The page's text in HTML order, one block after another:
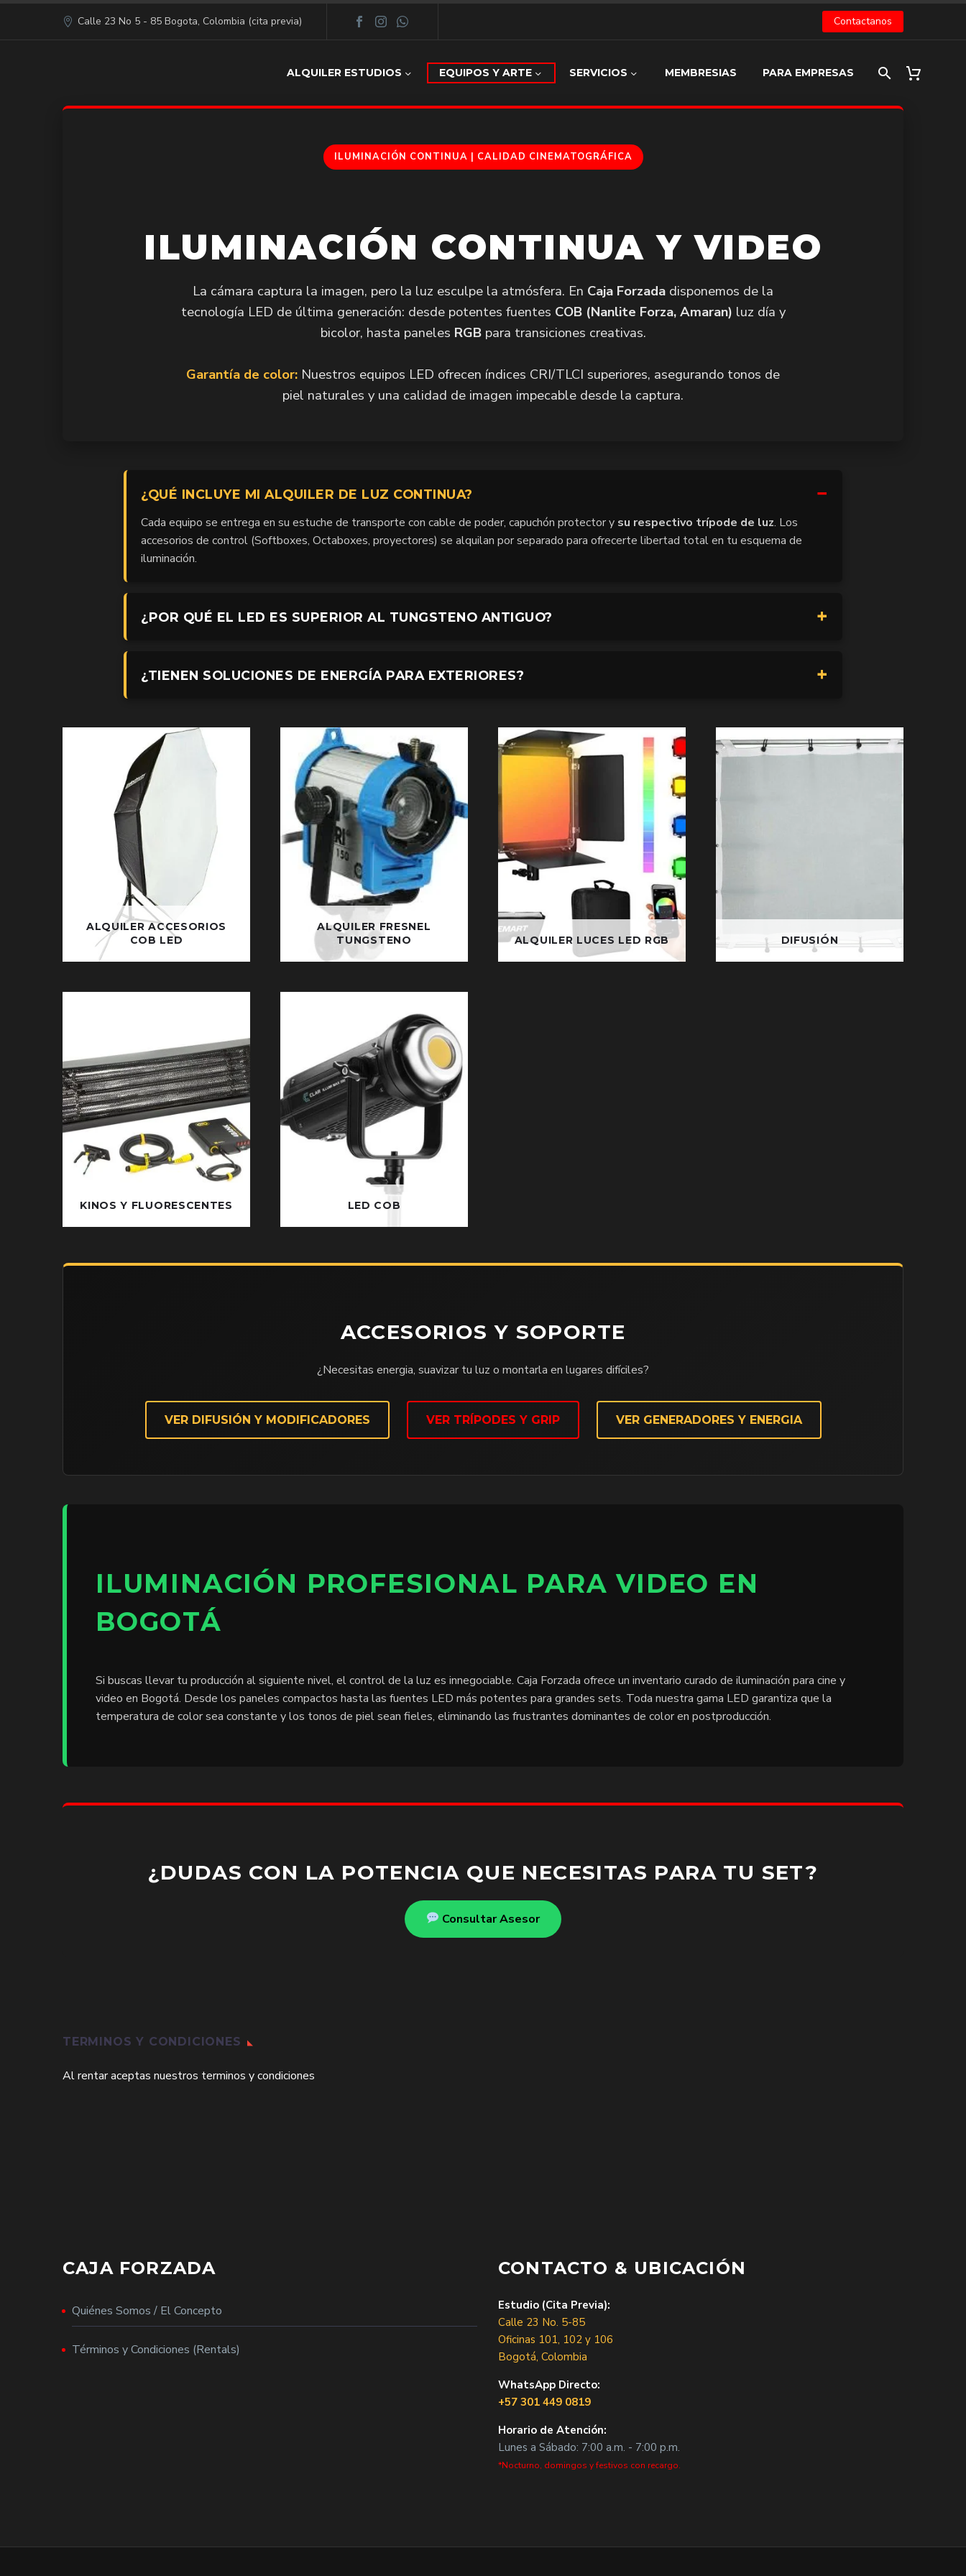
Calle 23 No 5 - 85 Bogota, Colombia (cita previa) Contactanos
ALQUILER ESTUDIOS EQUIPOS Y ARTE SERVICIOS MEMBRESIAS PARA EMPRESAS
ILUMINACIÓN CONTINUA | CALIDAD CINEMATOGRÁFICA
ILUMINACIÓN CONTINUA Y VIDEO
La cámara captura la imagen, pero la luz esculpe la atmósfera. En Caja Forzada disponemos de la
tecnología LED de última generación: desde potentes fuentes COB (Nanlite Forza, Amaran) luz día y
bicolor, hasta paneles RGBpara transiciones creativas.
Garantía de color: Nuestros equipos LED ofrecen índices CRI/TLCI superiores, asegurando tonos de
piel naturales y una calidad de imagen impecable desde la captura.
¿QUÉ INCLUYE MI ALQUILER DE LUZ CONTINUA?
Cada equipo se entrega en su estuche de transporte con cable de poder, capuchón protector y su respectivo trípode de luz. Los
accesorios de control (Softboxes, Octaboxes, proyectores) se alquilan por separado para ofrecerte libertad total en tu esquema de
iluminación.
¿POR QUÉ EL LED ES SUPERIOR AL TUNGSTENO ANTIGUO?
¿TIENEN SOLUCIONES DE ENERGÍA PARA EXTERIORES?
ALQUILER ACCESORIOS
COB LED
ALQUILER FRESNEL
TUNGSTENO
ALQUILER LUCES LED RGB DIFUSIÓN
KINOS Y FLUORESCENTES LED COB
ACCESORIOS Y SOPORTE
¿Necesitas energia, suavizar tu luz o montarla en lugares difíciles?
VER DIFUSIÓN Y MODIFICADORES VER TRÍPODES Y GRIP VER GENERADORES Y ENERGIA
ILUMINACIÓN PROFESIONAL PARA VIDEO EN
BOGOTÁ
Si buscas llevar tu producción al siguiente nivel, el control de la luz es innegociable. Caja Forzada ofrece un inventario curado de iluminación para cine y
video en Bogotá. Desde los paneles compactos hasta las fuentes LED más potentes para grandes sets. Toda nuestra gama LED garantiza que la
temperatura de color sea constante y los tonos de piel sean fieles, eliminando las frustrantes dominantes de color en postproducción.
¿DUDAS CON LA POTENCIA QUE NECESITAS PARA TU SET?
Consultar Asesor
TERMINOS Y CONDICIONES
Al rentar aceptas nuestros terminos y condiciones
CAJA FORZADA
Quiénes Somos / El Concepto
Términos y Condiciones (Rentals)
CONTACTO & UBICACIÓN
Estudio (Cita Previa):
Calle 23 No. 5-85
Oficinas 101, 102 y 106
Bogotá, Colombia
WhatsApp Directo:
+57 301 449 0819
Horario de Atención:
Lunes a Sábado: 7:00 a.m. - 7:00 p.m.
*Nocturno, domingos y festivos con recargo.